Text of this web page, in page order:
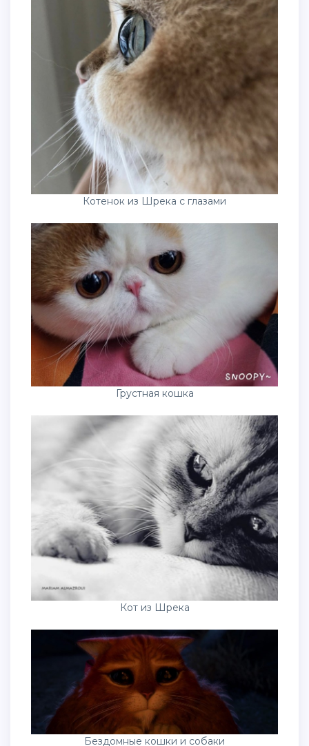
Котенок из Шрека с глазами
Грустная кошка
Кот из Шрека
Бездомные кошки и собаки